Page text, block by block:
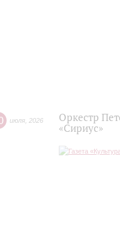
июля 2026
Оркестр
«Сириус»